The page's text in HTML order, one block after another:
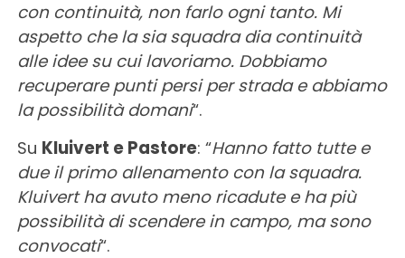
con continuità, non farlo ogni tanto. Mi
aspetto che la sia squadra dia continuità
alle idee su cui lavoriamo. Dobbiamo
recuperare punti persi per strada e abbiamo
la possibilità domani“.
Su Kluivert e Pastore: “Hanno fatto tutte e
due il primo allenamento con la squadra.
Kluivert ha avuto meno ricadute e ha più
possibilità di scendere in campo, ma sono
convocati“.